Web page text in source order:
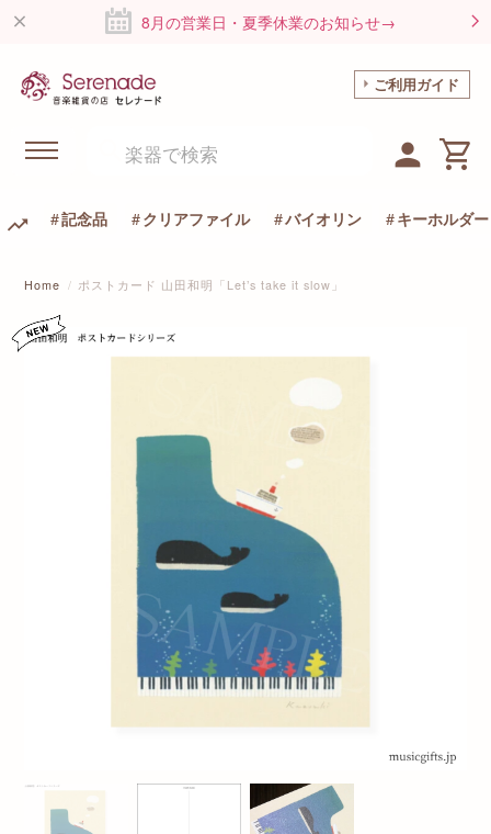
8月の営業日・夏季休業のお知らせ→
ご利用ガイド
記念品 クリアファイル バイオリン キーホルダー
Home ポストカード 山田和明「Let’s take it slow」